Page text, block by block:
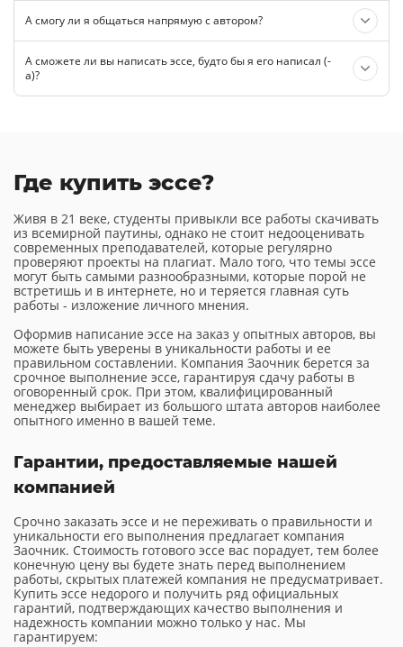
А смогу ли я общаться напрямую с автором?
А сможете ли вы написать эссе, будто бы я его написал (-
а)?
Где купить эссе?
Живя в 21 веке, студенты привыкли все работы скачивать
из всемирной паутины, однако не стоит недооценивать
современных преподавателей, которые регулярно
проверяют проекты на плагиат. Мало того, что темы эссе
могут быть самыми разнообразными, которые порой не
встретишь и в интернете, но и теряется главная суть
работы - изложение личного мнения.
Оформив написание эссе на заказ у опытных авторов, вы
можете быть уверены в уникальности работы и ее
правильном составлении. Компания Заочник берется за
срочное выполнение эссе, гарантируя сдачу работы в
оговоренный срок. При этом, квалифицированный
менеджер выбирает из большого штата авторов наиболее
опытного именно в вашей теме.
Гарантии, предоставляемые нашей
компанией
Срочно заказать эссе и не переживать о правильности и
уникальности его выполнения предлагает компания
Заочник. Стоимость готового эссе вас порадует, тем более
конечную цену вы будете знать перед выполнением
работы, скрытых платежей компания не предусматривает.
Купить эссе недорого и получить ряд официальных
гарантий, подтверждающих качество выполнения и
надежность компании можно только у нас. Мы
гарантируем: